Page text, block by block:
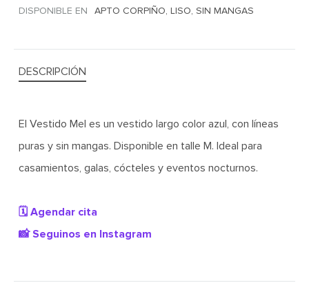
DISPONIBLE EN
APTO CORPIÑO, LISO, SIN MANGAS
DESCRIPCIÓN
El Vestido Mel es un vestido largo color azul, con líneas
puras y sin mangas. Disponible en talle M. Ideal para
casamientos, galas, cócteles y eventos nocturnos.
🗓️ Agendar cita
📸 Seguinos en Instagram